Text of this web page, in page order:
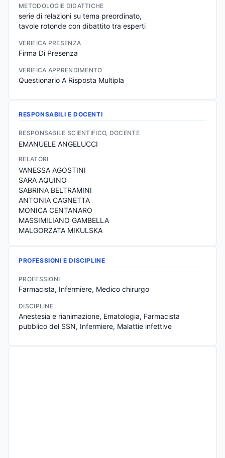
METODOLOGIE DIDATTICHE
serie di relazioni su tema preordinato,
tavole rotonde con dibattito tra esperti
VERIFICA PRESENZA
Firma Di Presenza
VERIFICA APPRENDIMENTO
Questionario A Risposta Multipla
RESPONSABILI E DOCENTI
RESPONSABILE SCIENTIFICO, DOCENTE
EMANUELE ANGELUCCI
RELATORI
VANESSA AGOSTINI
SARA AQUINO
SABRINA BELTRAMINI
ANTONIA CAGNETTA
MONICA CENTANARO
MASSIMILIANO GAMBELLA
MALGORZATA MIKULSKA
PROFESSIONI E DISCIPLINE
PROFESSIONI
Farmacista, Infermiere, Medico chirurgo
DISCIPLINE
Anestesia e rianimazione, Ematologia, Farmacista
pubblico del SSN, Infermiere, Malattie infettive